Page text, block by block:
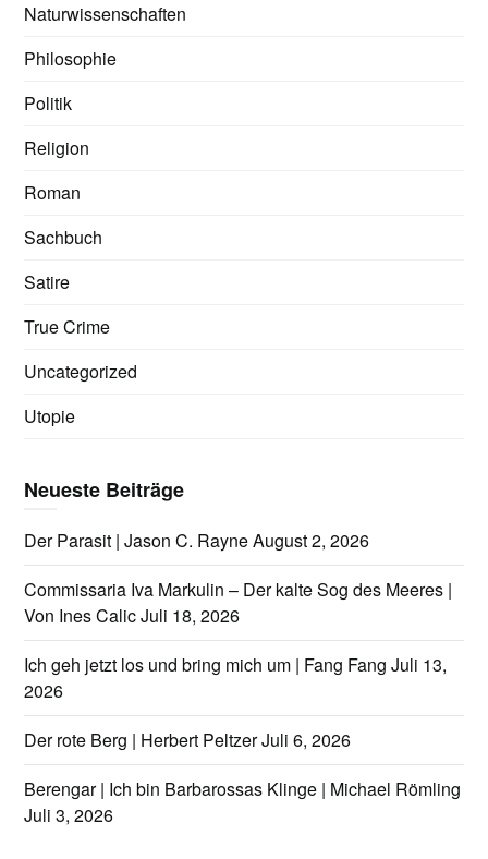
Naturwissenschaften
Philosophie
Politik
Religion
Roman
Sachbuch
Satire
True Crime
Uncategorized
Utopie
Neueste Beiträge
Der Parasit | Jason C. RayneAugust 2, 2026
Commissaria Iva Markulin – Der kalte Sog des Meeres |
Von Ines CalicJuli 18, 2026
Ich geh jetzt los und bring mich um | Fang Fang Juli 13,
2026
Der rote Berg | Herbert PeltzerJuli 6, 2026
Berengar | Ich bin Barbarossas Klinge | Michael Römling
Juli 3, 2026